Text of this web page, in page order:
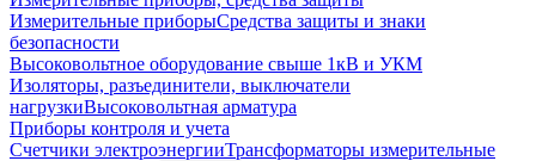
Измерительные приборыСредства защиты и знаки
безопасности
Высоковольтное оборудование свыше 1кВ и УКМ
Изоляторы, разъединители, выключатели
нагрузкиВысоковольтная арматура
Приборы контроля и учета
Счетчики электроэнергииТрансформаторы измерительные